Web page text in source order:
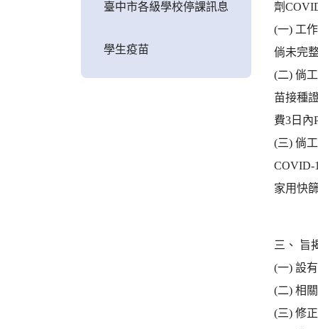
臺中市各級學校停課訊息
學生疫苗
劑
(一) 工
倘未完
(二) 倘
苗接種
費3日內
(三) 倘
COVID-
家用快
三、 旨
(一) 設
(二) 相
(三) 修